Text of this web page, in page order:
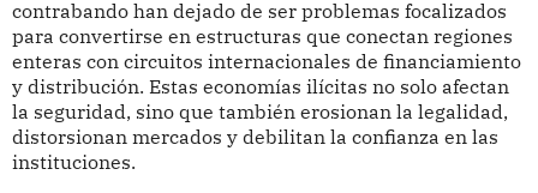
contrabando han dejado de ser problemas focalizados
para convertirse en estructuras que conectan regiones
enteras con circuitos internacionales de financiamiento
y distribución. Estas economías ilícitas no solo afectan
la seguridad, sino que también erosionan la legalidad,
distorsionan mercados y debilitan la confianza en las
instituciones.